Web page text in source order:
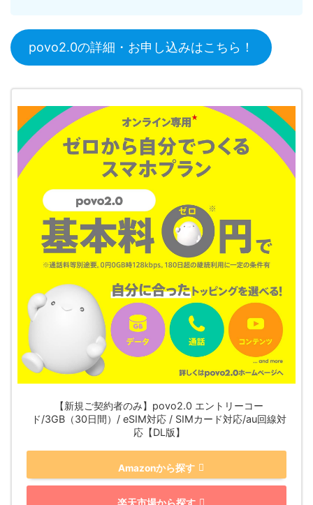
povo2.0の詳細・お申し込みはこちら！
【新規ご契約者のみ】povo2.0 エントリーコー
ド/3GB（30日間）/ eSIM対応 / SIMカード対応/au回線対
応【DL版】
Amazonから探す